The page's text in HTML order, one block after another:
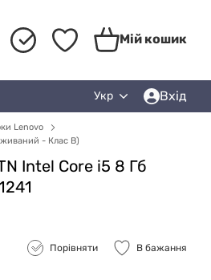
Мій кошик
Укр Вхід
Lenovo
- Клас B)
Intel Core i5 8 Гб
Порівняти В бажання